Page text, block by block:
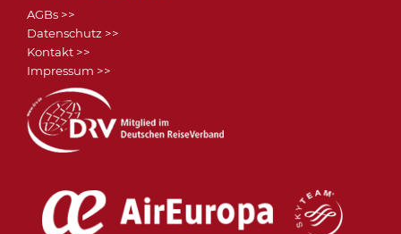
AGBs >>
Datenschutz >>
Kontakt >>
Impressum >>